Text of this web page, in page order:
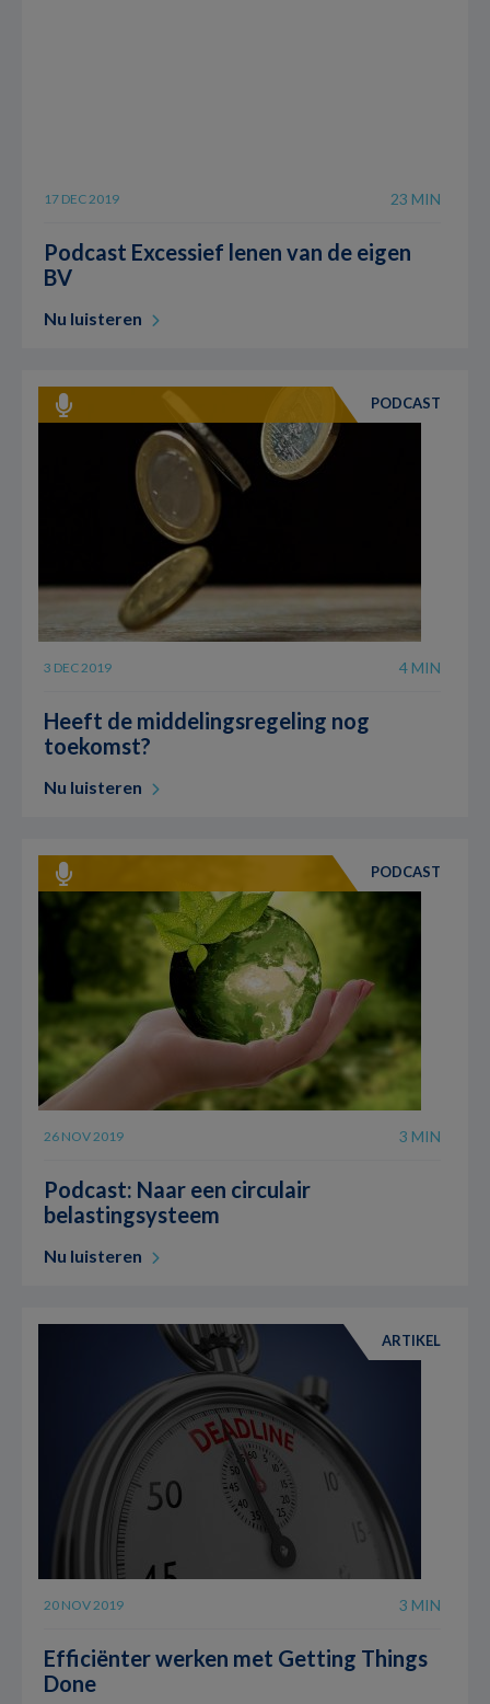
17 DEC 2019 23 MIN
Podcast Excessief lenen van de eigen
BV
Nu luisteren
PODCAST
3 DEC 2019 4 MIN
Heeft de middelingsregeling nog
toekomst?
Nu luisteren
PODCAST
26 NOV 2019 3 MIN
Podcast: Naar een circulair
belastingsysteem
Nu luisteren
ARTIKEL
20 NOV 2019 3 MIN
Efficiënter werken met Getting Things
Done